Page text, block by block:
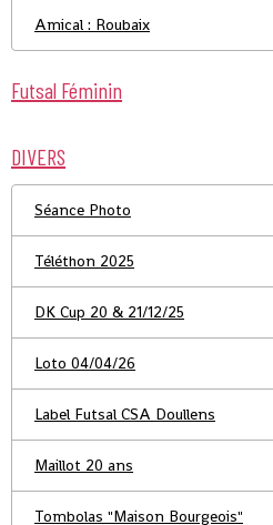
Amical : Roubaix
Futsal Féminin
DIVERS
Séance Photo
Téléthon 2025
DK Cup 20 & 21/12/25
Loto 04/04/26
Label Futsal CSA Doullens
Maillot 20 ans
Tombolas "Maison Bourgeois"